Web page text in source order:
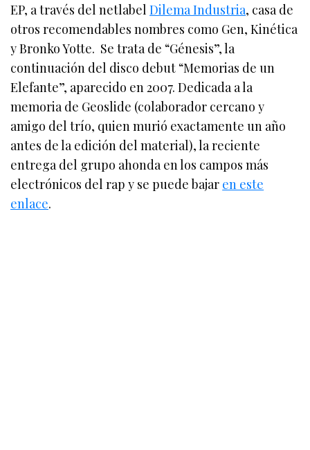
EP, a través del netlabelDilema Industria, casa de
otros recomendables nombres como Gen, Kinética
y Bronko Yotte. Se trata de “Génesis”, la
continuación del disco debut “Memorias de un
Elefante”, aparecido en 2007. Dedicada a la
memoria de Geoslide (colaborador cercano y
amigo del trío, quien murió exactamente un año
antes de la edición del material), la reciente
entrega del grupo ahonda en los campos más
electrónicos del rap y se puede bajar en este
enlace.